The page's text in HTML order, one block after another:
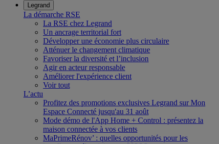
Legrand
La démarche RSE
La RSE chez Legrand
Un ancrage territorial fort
Développer une économie plus circulaire
Atténuer le changement climatique
Favoriser la diversité et l’inclusion
Agir en acteur responsable
Améliorer l'expérience client
Voir tout
L’actu
Profitez des promotions exclusives Legrand sur Mon
Espace Connecté jusqu'au 31 août
Mode démo de l'App Home + Control : présentez la
maison connectée à vos clients
MaPrimeRénov’ : quelles opportunités pour les